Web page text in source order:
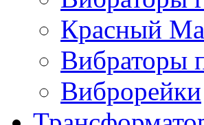
Красный
Вибраторы
Виброрейки